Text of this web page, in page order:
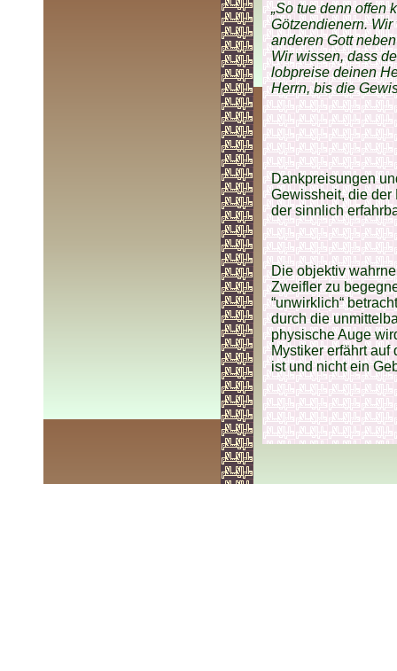
„So tue denn offen
Götzendienern.
anderen Gott
Wir wissen, dass
lobpreise deinen
Herrn, bis die
Dankpreisungen
Gewissheit, die der
der sinnlich
Die objektiv
Zweifler zu
“unwirklich“
durch die
physische Auge
Mystiker erfährt auf
ist und nicht ein